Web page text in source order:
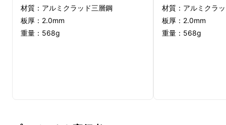
そんなお声をいただき新たに開発したのが今回
材質：アルミクラッド三層鋼
板厚：2.0mm
重量：568g
材質：アルミクラ
板厚：2.0mm
重量：568g